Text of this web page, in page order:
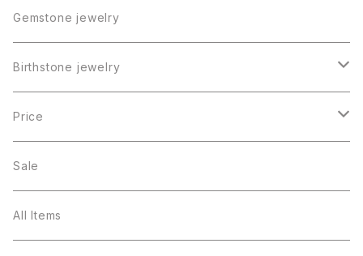
Gemstone jewelry
Birthstone jewelry
１月・ガーネット
２月・アメジスト
３月・アクアマリン
Price
～5000円
～10000円
Sale
All Items